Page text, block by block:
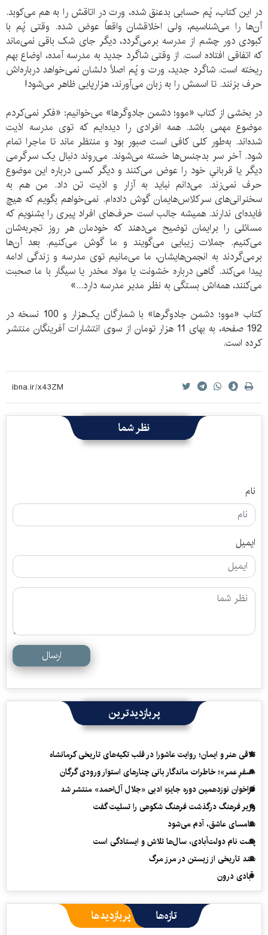
در این کتاب، پُم حسابی بدعنق شده، ورت در اتاقش را به هم می‌کوبد.
آن‌ها را می‌شناسیم، ولی اخلاقشان واقعاً عوض شده. وقتی پُم با
کبودی دور چشم از مدرسه برمی‌گردد، دیگر جای شک باقی نمی‌ماند
که اتفاقی افتاده است. از وقتی شاگرد جدید به مدرسه آمده، اوضاع بهم
ریخته است. شاگرد جدید، ورت و پُم اصلاً دلشان نمی‌خواهد درباره‌‌اش
حرف بزنند. تا اسمش را به زبان می‌آورند، هزارپایی ظاهر می‌شود!
در بخشی از کتاب «موو؛ دشمن جادوگرها» می‌خوانیم: «فکر نمی‌کردم
موضوع مهمی باشد. همه افرادی را دیده‌ایم که توی مدرسه اذیت
شده‌اند. به‌طور کلی کافی است صبور بود و منتظر ماند تا ماجرا تمام
شود. آخر سر بدجنس‌ها خسته می‌شوند. می‌روند دنبال یک سرگرمی
دیگر یا قربانیِ خود را عوض می‌کنند و دیگر کسی درباره این موضوع
حرف نمی‌زند. می‌دانم نباید به آزار و اذیت تن داد. من هم به
سخنرانی‌های سرکلاس‌هایمان گوش داده‌ام. نمی‌خواهم بگویم که هیچ
فایده‌ای ندارند. همیشه جالب است حرف‌های افراد پیری را بشنویم که
مسائلی را برایمان توضیح می‌دهند که خودمان هر روز تجربه‌شان
می‌کنیم. جملات زیبایی می‌گویند و ما گوش می‌کنیم. بعد آن‌ها
برمی‌گردند به انجمن‌هایشان، ما می‌مانیم توی مدرسه و زندگی ادامه
پیدا می‌کند. گاهی درباره خشونت یا مواد مخدر یا سیگار با ما صحبت
می‌کنند، همه‌اش بستگی به نظر مدیر مدرسه دارد...»
کتاب «موو؛ دشمن جادوگرها» با شمارگان یک‌هزار و 100 نسخه در
192 صفحه، به بهای 11 هزار تومان از سوی انتشارات آفرینگان منتشر
کرده است.
نظر شما
نام
ایمیل
ارسال
پربازدیدترین
تلاقی هنر و ایمان؛ روایت عاشورا در قلب تکیه‌های تاریخی کرمانشاه
«سفرِ عمر»؛ خاطرات ماندگار بانی چنارهای استوار ورودی گرگان
فراخوان نوزدهمین دوره جایزه ادبی «جلال آل‌احمد» منتشر شد
وزیر فرهنگ درگذشت فرهنگ شکوهی را تسلیت گفت
سامسای عاشق، آدم می‌شود
پشت نام دولت‌آبادی، سال‌ها تلاش و ایستادگی است
سند تاریخی از زیستن در مرز مرگ
آبادی درون
تازه‌ها پربازدیدها